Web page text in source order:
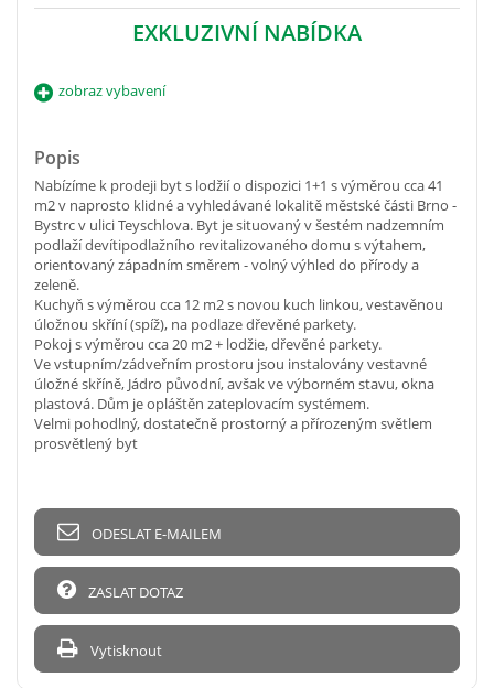
EXKLUZIVNÍ NABÍDKA
zobraz vybavení
Popis
Nabízíme k prodeji byt s lodžií o dispozici 1+1 s výměrou cca 41
m2 v naprosto klidné a vyhledávané lokalitě městské části Brno -
Bystrc v ulici Teyschlova. Byt je situovaný v šestém nadzemním
podlaží devítipodlažního revitalizovaného domu s výtahem,
orientovaný západním směrem - volný výhled do přírody a
zeleně.
Kuchyň s výměrou cca 12 m2 s novou kuch linkou, vestavěnou
úložnou skříní (spíž), na podlaze dřevěné parkety.
Pokoj s výměrou cca 20 m2 + lodžie, dřevěné parkety.
Ve vstupním/zádveřním prostoru jsou instalovány vestavné
úložné skříně, Jádro původní, avšak ve výborném stavu, okna
plastová. Dům je opláštěn zateplovacím systémem.
Velmi pohodlný, dostatečně prostorný a přírozeným světlem
prosvětlený byt
ODESLAT E-MAILEM
ZASLAT DOTAZ
Vytisknout